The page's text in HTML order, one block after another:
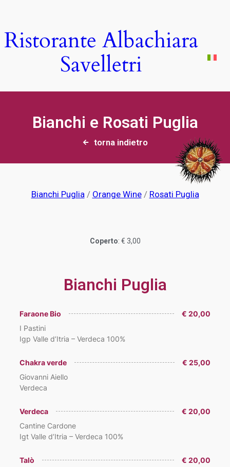
Ristorante Albachiara
Savelletri
Bianchi e Rosati Puglia
torna indietro
Bianchi Puglia / Orange Wine/ Rosati Puglia
Coperto: € 3,00
Bianchi Puglia
Faraone Bio
€ 20,00
I Pastini
Igp Valle d’Itria – Verdeca 100%
Chakra verde
€ 25,00
Giovanni Aiello
Verdeca
Verdeca
€ 20,00
Cantine Cardone
Igt Valle d’Itria – Verdeca 100%
Talò
€ 20,00